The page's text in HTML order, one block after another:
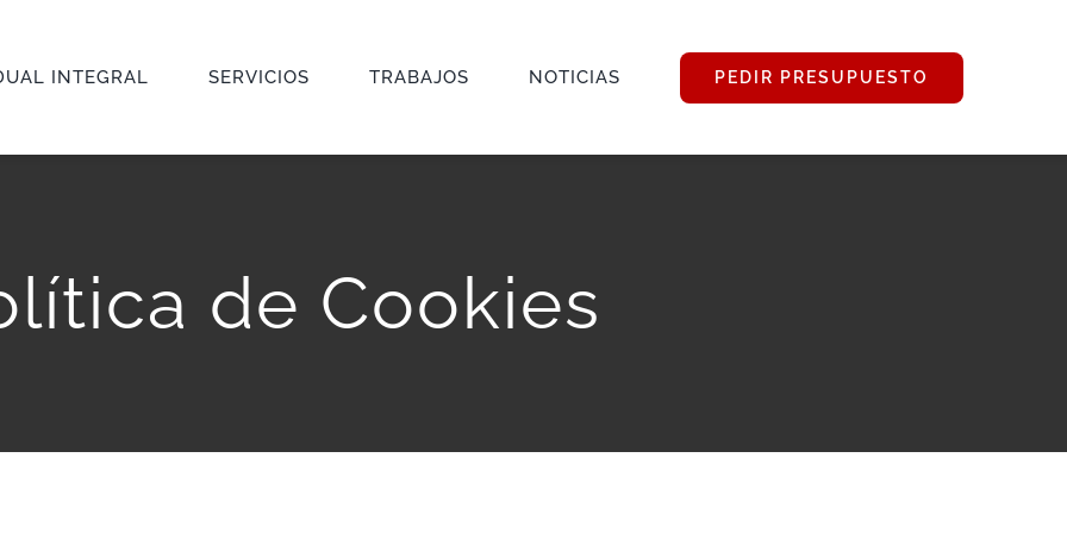
INTEGRAL SERVICIOS TRABAJOS NOTICIAS PEDIR PRESUPUESTO
de Cookies